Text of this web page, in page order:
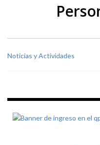
Noticias y Actividades